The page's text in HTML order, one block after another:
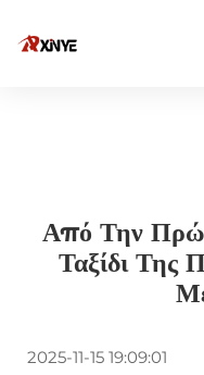
Από Την
Ταξίδι Της
2025-11-15 19:09:01